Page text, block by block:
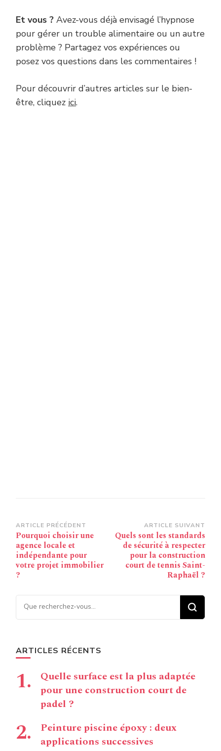
Et vous ? Avez-vous déjà envisagé l’hypnose
pour gérer un trouble alimentaire ou un autre
problème ? Partagez vos expériences ou
posez vos questions dans les commentaires !
Pour découvrir d’autres articles sur le bien-
être, cliquez ici.
Navigation
d’article
ARTICLE PRÉCÉDENT
Pourquoi choisir une
agence locale et
indépendante pour
votre projet immobilier
?
ARTICLE SUIVANT
Quels sont les standards
de sécurité à respecter
pour la construction
court de tennis Saint-
Raphaël ?
Vous recherchiez quelque
chose ?
ARTICLES RÉCENTS
Quelle surface est la plus adaptée
pour une construction court de
padel ?
Peinture piscine époxy : deux
applications successives